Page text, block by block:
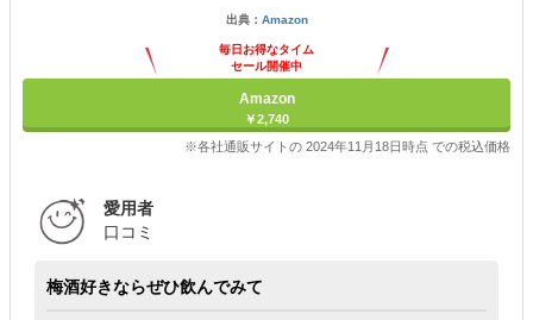
出典： Amazon
毎日お得なタイム
セール開催中
Amazon
￥2,740
※各社通販サイトの 2024年11月18日時点 での税込価格
愛用者
口コミ
梅酒好きならぜひ飲んでみて